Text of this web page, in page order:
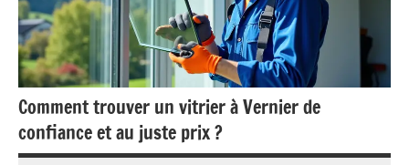
Comment trouver un vitrier à Vernier de
confiance et au juste prix ?